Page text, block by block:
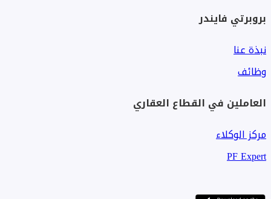
بروبرتي فايندر
نبذة عنا
وظائف
العاملين في القطاع العقاري
مركز الوكلاء
PF Expert